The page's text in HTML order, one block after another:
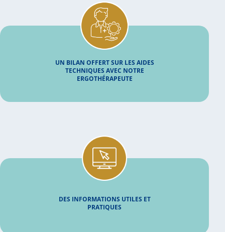
UN BILAN OFFERT SUR LES AIDES
TECHNIQUES AVEC NOTRE
ERGOTHÉRAPEUTE
DES INFORMATIONS UTILES ET
PRATIQUES